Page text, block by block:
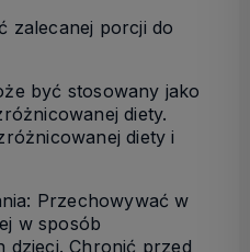
zalecanej porcji do
być stosowany jako
diety.
diety i
Przechowywać w
w sposób
dzieci. Chronić przed